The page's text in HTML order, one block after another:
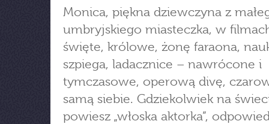
Monica, piękna dziewczyna z
umbryjskiego miasteczka, w
święte, królowe, żonę faraona,
szpiega, ladacznice – nawrócone i
tymczasowe, operową divę,
samą siebie. Gdziekolwiek na
powiesz „włoska aktorka”,